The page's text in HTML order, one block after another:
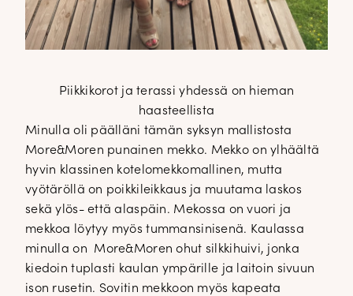
Piikkikorot ja terassi yhdessä on hieman
haasteellista
Minulla oli päälläni tämän syksyn mallistosta
More&Moren punainen mekko. Mekko on ylhäältä
hyvin klassinen kotelomekkomallinen, mutta
vyötäröllä on poikkileikkaus ja muutama laskos
sekä ylös- että alaspäin. Mekossa on vuori ja
mekkoa löytyy myös tummansinisenä. Kaulassa
minulla on More&Moren ohut silkkihuivi, jonka
kiedoin tuplasti kaulan ympärille ja laitoin sivuun
ison rusetin. Sovitin mekkoon myös kapeata